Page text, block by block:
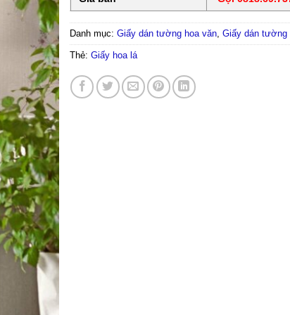
Danh mục: Giấy dán tường hoa văn, Giấy dán tường
Thẻ: Giấy hoa lá